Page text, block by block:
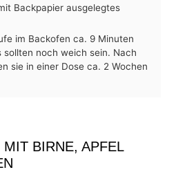
Backpapier ausgelegtes
im Backofen ca. 9 Minuten
sollten noch weich sein. Nach
sie in einer Dose ca. 2 Wochen
BIRNE, APFEL